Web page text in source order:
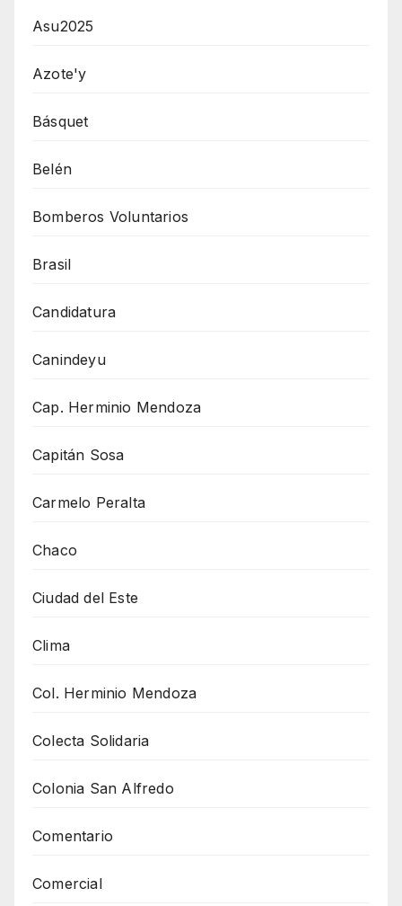
Asu2025
Azote'y
Básquet
Belén
Bomberos Voluntarios
Brasil
Candidatura
Canindeyu
Cap. Herminio Mendoza
Capitán Sosa
Carmelo Peralta
Chaco
Ciudad del Este
Clima
Col. Herminio Mendoza
Colecta Solidaria
Colonia San Alfredo
Comentario
Comercial